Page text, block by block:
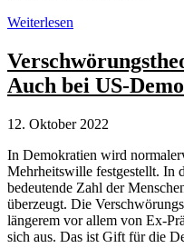
Wahlkampf
Lügen
und
Verschwörungstheorien
politischer
Weiterlesen
Auch bei US-
12. Oktober 2022
In Demokratien wird
Mehrheitswille festgestellt. In
bedeutende Zahl der
überzeugt. Die
längerem vor allem von Ex-
sich aus. Das ist Gift für die